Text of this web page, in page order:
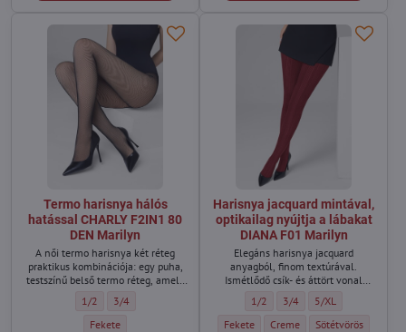
Termo harisnya hálós
hatással CHARLY F2IN1 80
DEN Marilyn
A női termo harisnya két réteg
praktikus kombinációja: egy puha,
testszínű belső termo réteg, amely
valamint egy felső hálós harisnya,
amely modern, félig áttetsző hatást
Termo harisnya hálós hatással CHARLY F2IN1 80 DEN Marilyn - Méret:
1/2 Termo harisnya hálós hatással CHARLY F2IN1 80 DEN Marilyn
3/4
Termo harisnya hálós hatással CHARLY F2IN1 80 DEN Marilyn - Szín:
Fekete
Harisnya jacquard mintával,
optikailag nyújtja a lábakat
DIANA F01 Marilyn
Elegáns harisnya jacquard
anyagból, finom textúrával.
Ismétlődő csík- és áttört vonal
sziluettet, láncminta ihlette.
Harisnya jacquard mintával,
1/2 Harisnya jacquard
3/4 Harisnya jacquard
5/XL
Harisnya jacquard mintával, optikailag
Fekete Harisnya jacquard mintával,
Creme Harisnya jacquard
Sötétvörös